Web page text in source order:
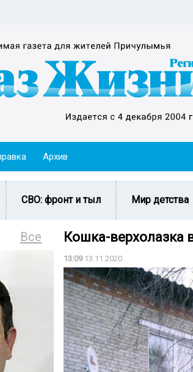
Архив
СВО: фронт и тыл Мир детства
Все Кошка-верхолазка
13:0913.11.2020